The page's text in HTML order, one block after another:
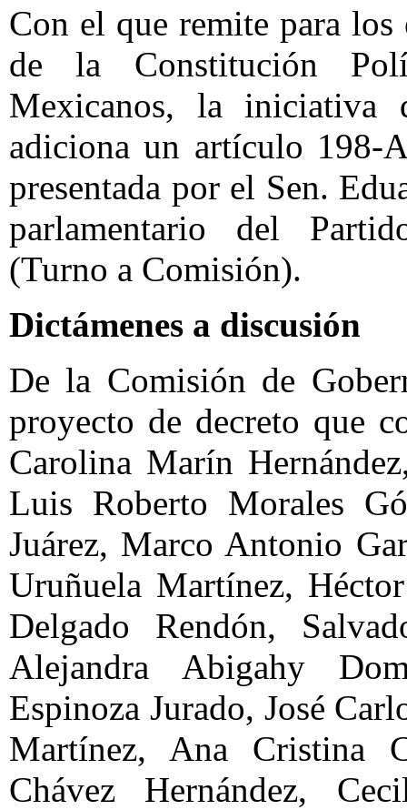
Con el que remite para
de la Constitución
Mexicanos, la
adiciona un artículo 198-
presentada por el Sen.
parlamentario del
(Turno a Comisión).
Dictámenes a discusión
De la Comisión de
proyecto de decreto que
Carolina Marín
Luis Roberto Morales
Juárez, Marco Antonio
Uruñuela Martínez,
Delgado Rendón,
Alejandra Abigahy
Espinoza Jurado, José
Martínez, Ana Cristina
Chávez Hernández,